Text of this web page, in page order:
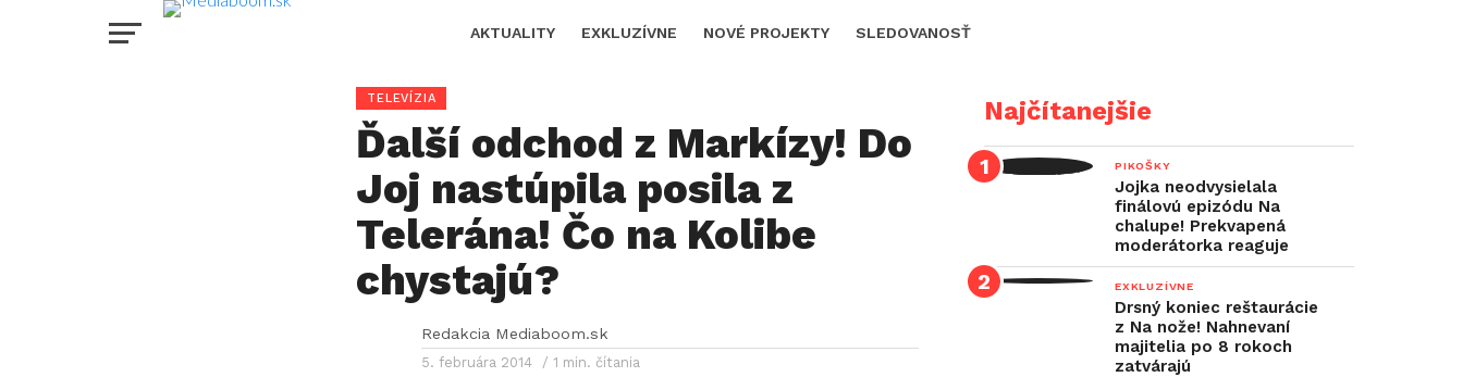
AKTUALITY EXKLUZÍVNE NOVÉ PROJEKTY SLEDOVANOSŤ
TELEVÍZIA
Ďalší odchod z Markízy! Do
Joj nastúpila posila z
Telerána! Čo na Kolibe
chystajú?
Redakcia Mediaboom.sk
5. februára 2014 / 1 min. čítania
Najčítanejšie
PIKOŠKY
Jojka neodvysielala
finálovú epizódu Na
chalupe! Prekvapená
moderátorka reaguje
EXKLUZÍVNE
Drsný koniec reštaurácie
z Na nože! Nahnevaní
majitelia po 8 rokoch
zatvárajú